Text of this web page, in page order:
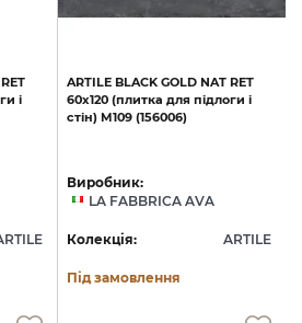
RET
і
ARTILE BLACK GOLD NAT RET
60х120 (плитка для підлоги і
стін) M109 (156006)
Виробник:
LA FABBRICA AVA
Колекція: ARTILE
Під замовлення